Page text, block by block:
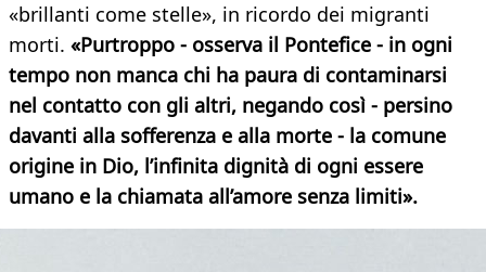
«brillanti come stelle», in ricordo dei migranti
morti. «Purtroppo - osserva il Pontefice - in ogni
tempo non manca chi ha paura di contaminarsi
nel contatto con gli altri, negando così - persino
davanti alla sofferenza e alla morte - la comune
origine in Dio, l’infinita dignità di ogni essere
umano e la chiamata all’amore senza limiti».